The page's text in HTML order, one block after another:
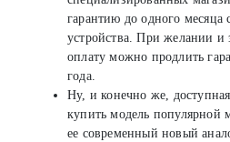
гарантию до одного месяца
устройства. При желании и
оплату можно продлить
года.
Ну, и конечно же,
купить модель популярной
ее современный новый